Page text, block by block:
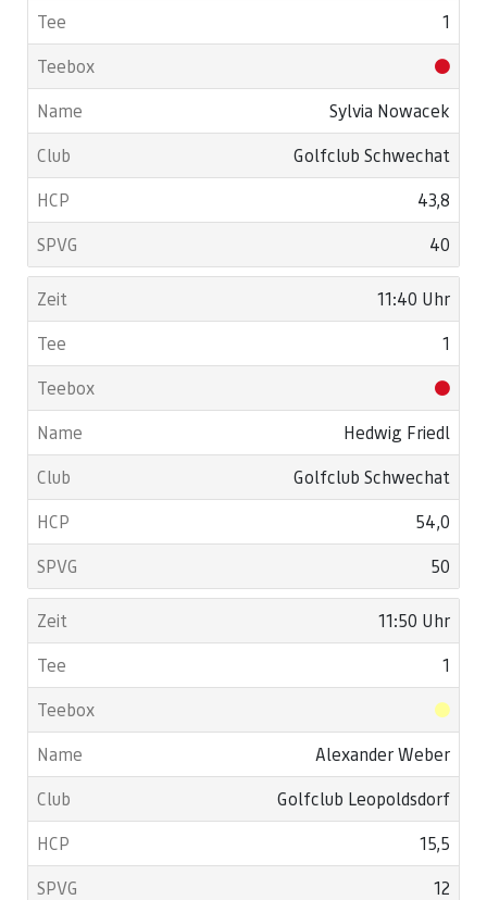
1
Sylvia Nowacek
Golfclub Schwechat
43,8
40
11:40 Uhr
1
Hedwig Friedl
Golfclub Schwechat
54,0
50
11:50 Uhr
1
Alexander Weber
Golfclub Leopoldsdorf
15,5
12